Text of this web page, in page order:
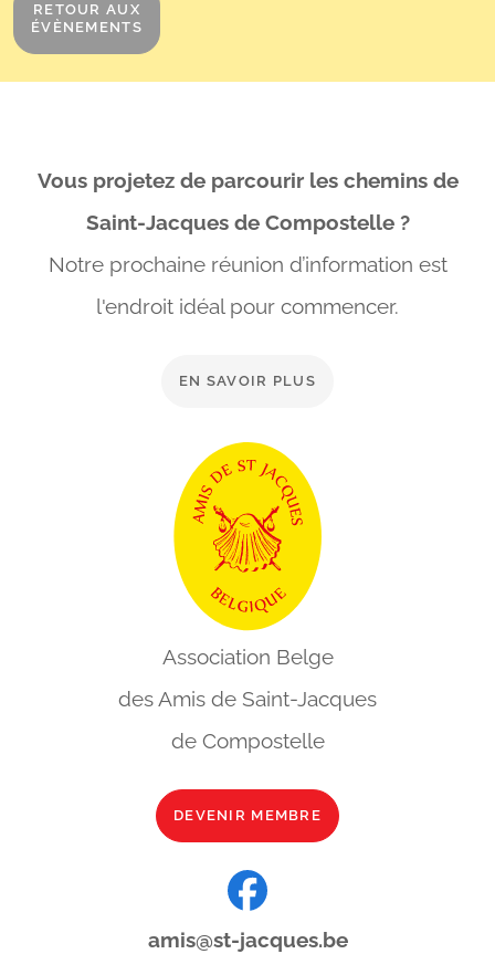
RETOUR AUX
ÉVÈNEMENTS
amis@st-jacques.be
Association Belge
des Amis de Saint-Jacques
de Compostelle
DEVENIR MEMBRE
Vous projetez de parcourir les chemins de
Saint-Jacques de Compostelle ?
Notre prochaine réunion d’information est
l'endroit idéalpour commencer.
EN SAVOIR PLUS